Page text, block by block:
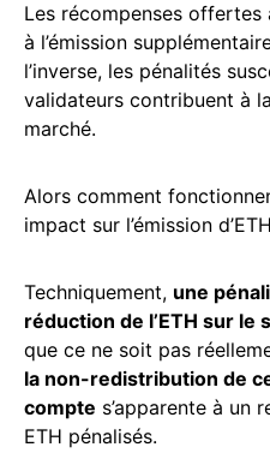
Les récompenses
à l’émission
l’inverse, les pénalités
validateurs contribuent à
marché.
Alors comment
impact sur l’émission
Techniquement, une
réduction de l’ETH sur le
que ce ne soit pas
la non-redistribution de
compte s’apparente à un
ETH pénalisés.